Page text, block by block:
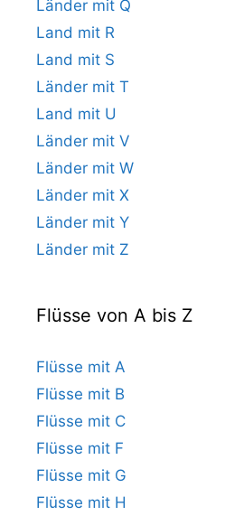
Länder mit Q
Land mit R
Land mit S
Länder mit T
Land mit U
Länder mit V
Länder mit W
Länder mit X
Länder mit Y
Länder mit Z
Flüsse von A bis Z
Flüsse mit A
Flüsse mit B
Flüsse mit C
Flüsse mit F
Flüsse mit G
Flüsse mit H